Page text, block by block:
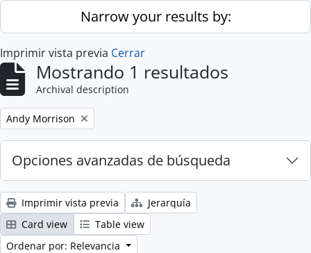
Skip to main contentNarrow your results by:
Imprimir vista previa Cerrar
Mostrando 1 resultados
Archival description
Remove filter:
Andy Morrison
Opciones avanzadas de búsqueda
Imprimir vista previa
Jerarquía
Card view
Table view
Ordenar por: Relevancia